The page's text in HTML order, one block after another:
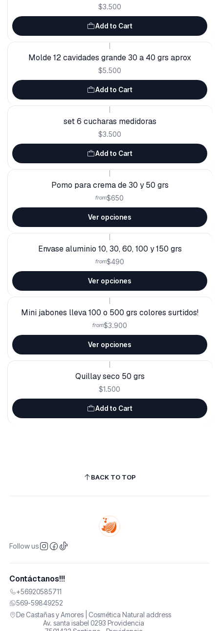
$3.500
Add to Cart
Molde 12 cavidades grande 30 a 40 grs aprox
$5.500
Add to Cart
set 6 cucharas medidoras
$3.500
Add to Cart
Pomo para crema de 30 y 50 grs
from$650
Ver opciones
Envase aluminio 10, 30, 60, 100 y 150 grs
from$490
Ver opciones
Mini jabones lleva 100 o 500 grs colores surtidos!
from$3.900
Ver opciones
Quillay seco 50 grs
$1.500
Add to Cart
BACK TO TOP
Follow us
Contáctanos!!!
+56920585711
569-59849252
De Castañas y Amores | Cosmética Natural address
Av. santa isabel 0293 Providencia